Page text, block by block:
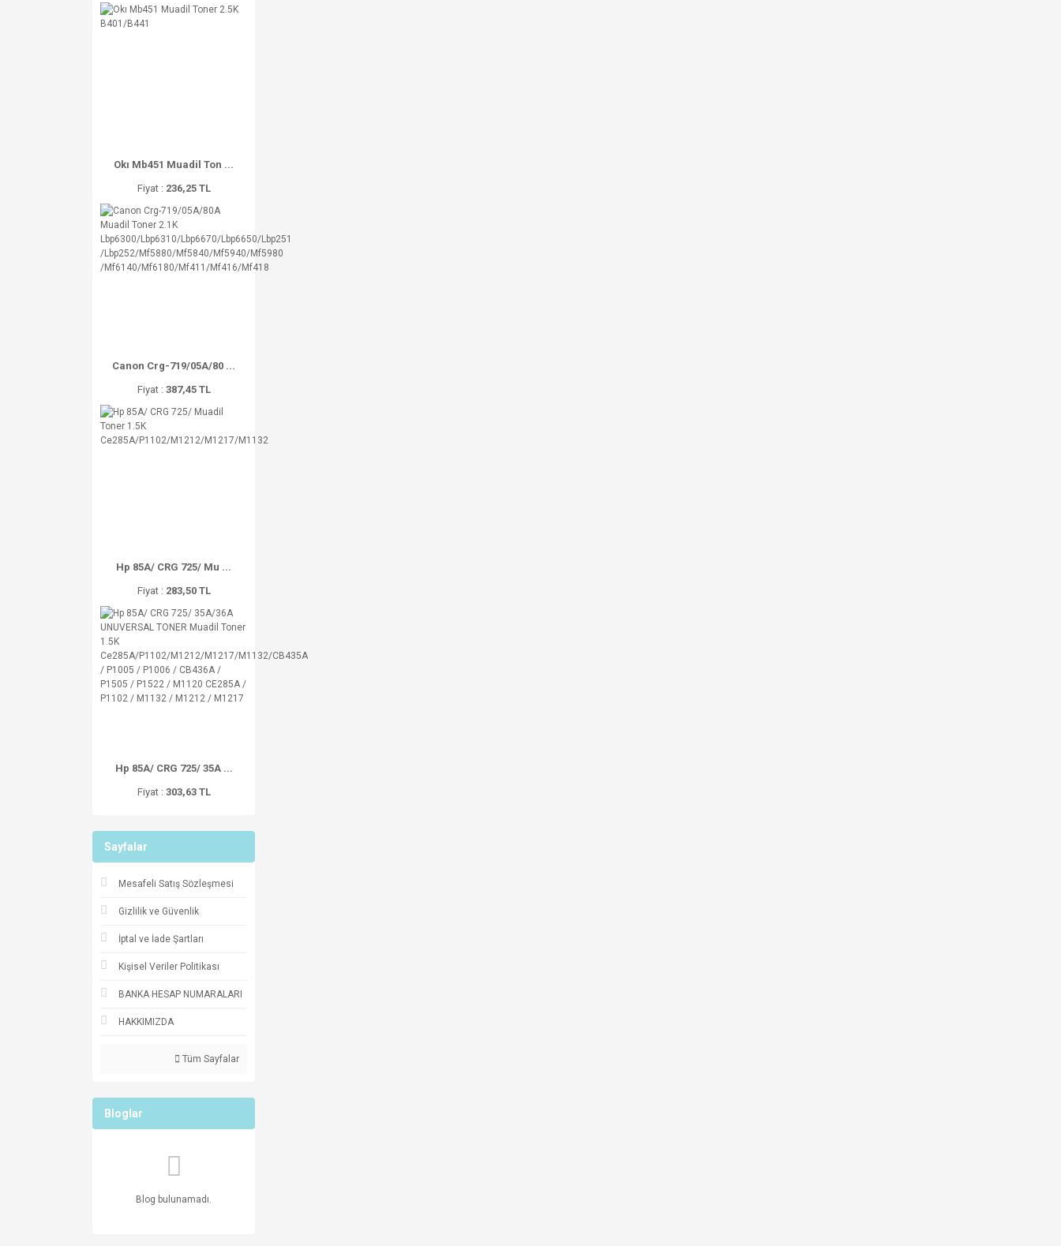
Okı Mb451 Muadil Ton ...
Fiyat : 236,25 TL
Canon Crg-719/05A/80 ...
Fiyat : 387,45 TL
Hp 85A/ CRG 725/ Mu ...
Fiyat : 283,50 TL
Hp 85A/ CRG 725/ 35A ...
Fiyat : 303,63 TL
Sayfalar
Mesafeli Satış Sözleşmesi
Gizlilik ve Güvenlik
İptal ve İade Şartları
Kişisel Veriler Politikası
BANKA HESAP NUMARALARI
HAKKIMIZDA
Tüm Sayfalar
Bloglar
Blog bulunamadı.